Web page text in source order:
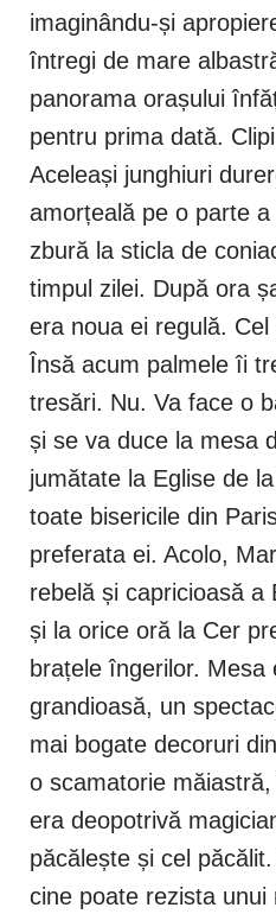
imaginându-și
întregi de mare
panorama orașului
pentru prima dată.
Aceleași junghiuri
amorțeală pe o parte
zbură la sticla de
timpul zilei. După ora
era noua ei regulă.
Însă acum palmele îi
tresări. Nu. Va face o
și se va duce la mesa
jumătate la Eglise de
toate bisericile din
preferata ei. Acolo,
rebelă și capricioasă a
și la orice oră la Cer
brațele îngerilor.
grandioasă, un
mai bogate decoruri
o scamatorie
era deopotrivă
păcălește și cel
cine poate rezista unui